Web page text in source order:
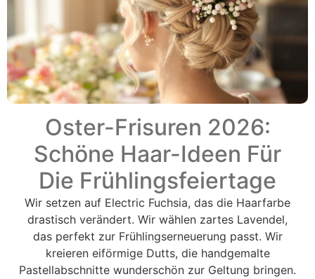
Oster-Frisuren 2026:
Schöne Haar-Ideen Für
Die Frühlingsfeiertage
Wir setzen auf Electric Fuchsia, das die Haarfarbe
drastisch verändert. Wir wählen zartes Lavendel,
das perfekt zur Frühlingserneuerung passt. Wir
kreieren eiförmige Dutts, die handgemalte
Pastellabschnitte wunderschön zur Geltung bringen.